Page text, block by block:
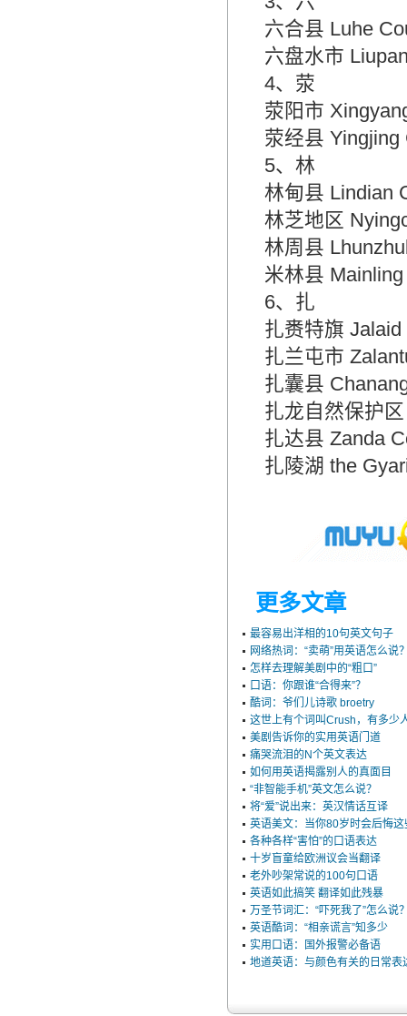
六合县 Luhe
六盘水市
4、荥
荥阳市
荥经县
5、林
林甸县 Lindian
林芝地区
林周县
米林县
6、扎
扎赉特旗
扎兰屯市
扎囊县
扎龙自然保护
扎达县 Zanda
扎陵湖 the
更多文章
最容易出洋相的10句英文句子
网络热词：“卖萌”用英语怎么说
怎样去理解美剧中的“粗口”
口语：你跟谁“合得来”？
酷词：爷们儿诗歌 broetry
这世上有个词叫Crush，有多少
美剧告诉你的实用英语门道
痛哭流泪的N个英文表达
如何用英语揭露别人的真面目
“非智能手机”英文怎么说？
将“爱”说出来：英汉情话互译
英语美文：当你80岁时会后悔这
各种各样“害怕”的口语表达
十岁盲童给欧洲议会当翻译
老外吵架常说的100句口语
英语如此搞笑 翻译如此残暴
万圣节词汇：“吓死我了”怎么说
英语酷词：“相亲谎言”知多少
实用口语：国外报警必备语
地道英语：与颜色有关的日常表